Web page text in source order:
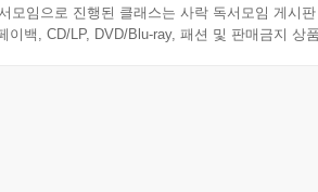
모임으로 진행된 클래스는 사락 독서모임 게시
이백, CD/LP, DVD/Blu-ray, 패션 및 판매금지 상